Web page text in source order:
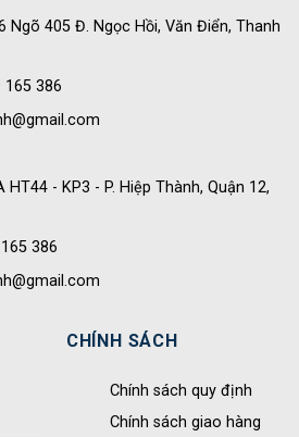
Ngõ 405 Đ. Ngọc Hồi, Văn Điển, Thanh
165 386
HT44 - KP3 - P. Hiệp Thành, Quận 12,
386
CHÍNH SÁCH
Chính sách quy định
Chính sách giao hàng